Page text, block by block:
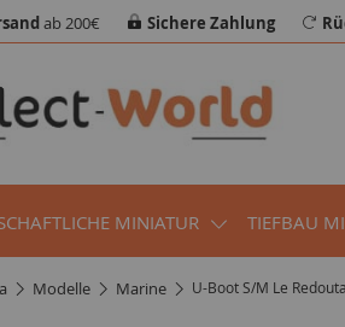
ab 200€ Sichere Zahlung
MINIATUR TIEFBAU
modelle marine U-Boot S/M Le